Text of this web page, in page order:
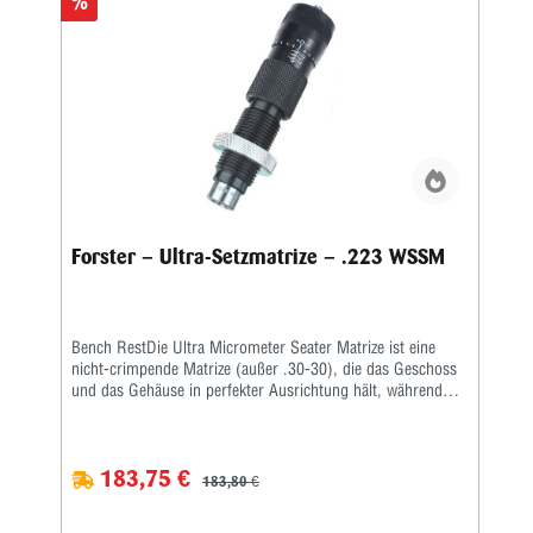
Forster – Ultra-Setzmatrize – .223 WSSM
Bench RestDie Ultra Micrometer Seater Matrize ist eine
nicht-crimpende Matrize (außer .30-30), die das Geschoss
und das Gehäuse in perfekter Ausrichtung hält, während
gewünschten Tiefe platziert und gemessen haben, stellen Sie
einfach den Mikrometerschaft nach oben oder unten auf die
183,75 € 183,80 €